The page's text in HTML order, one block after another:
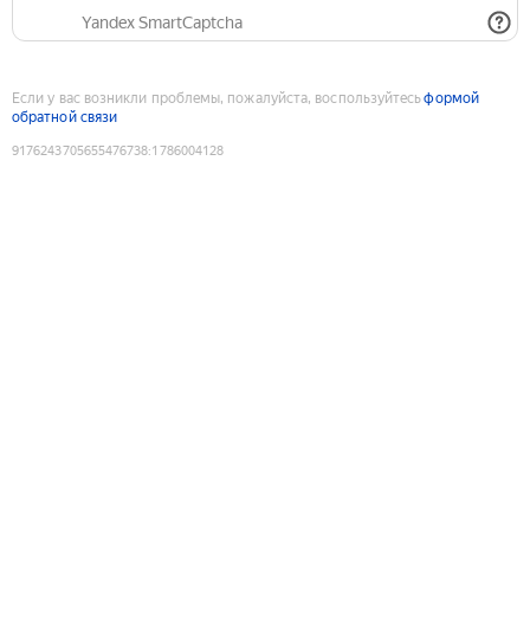
Yandex SmartCaptcha
Если у вас возникли проблемы, пожалуйста, воспользуйтесьформой
обратной связи
9176243705655476738:1786004128